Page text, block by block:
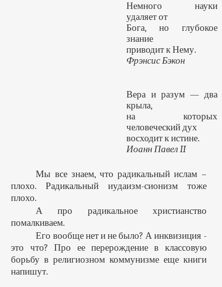
Немного науки
удаляет от
Бога, но глубокое
знание
приводит к Нему.
Фрэнсис Бэкон
Вера и разум — два
крыла,
на которых
человеческий дух
восходит к истине.
Иоанн Павел II
Мы все знаем, что радикальный ислам –
плохо. Радикальный иудаизм-сионизм тоже
плохо.
А про радикальное христианство
помалкиваем.
Его вообще нет и не было? А инквизиция -
это что? Про ее перерождение в классовую
борьбу в религиозном коммунизме еще книги
напишут.